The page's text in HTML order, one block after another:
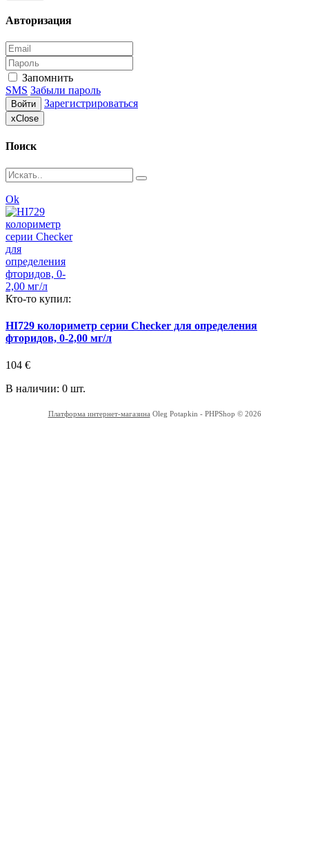
Авторизация
Запомнить
SMS Забыли пароль
Войти Зарегистрироваться
xClose
Поиск
Ok
Кто-то купил:
HI729 колориметр серии Checker для определения
фторидов, 0-2,00 мг/л
104 €
В наличии: 0 шт.
Платформа интернет-магазина Oleg Potapkin - PHPShop © 2026